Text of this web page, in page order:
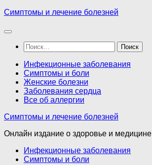
Перейти
содержимому
Симптомы и лечение болезней
Найти:
Инфекционные заболевания
Симптомы и боли
Женские болезни
Заболевания сердца
Все об аллергии
Симптомы и лечение болезней
Онлайн издание о здоровье и медицине
Инфекционные заболевания
Симптомы и боли